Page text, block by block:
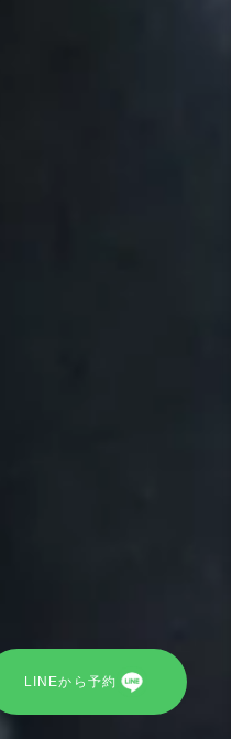
LINEから予約